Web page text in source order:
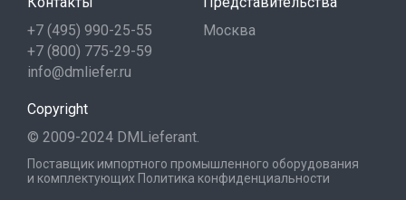
+7 (495) 990-25-55
+7 (800) 775-29-59
info@dmliefer.ru
Москва
Copyright
© 2009-2024 DMLieferant.
Поставщик импортного промышленного оборудования
и комплектующих Политика конфиденциальности